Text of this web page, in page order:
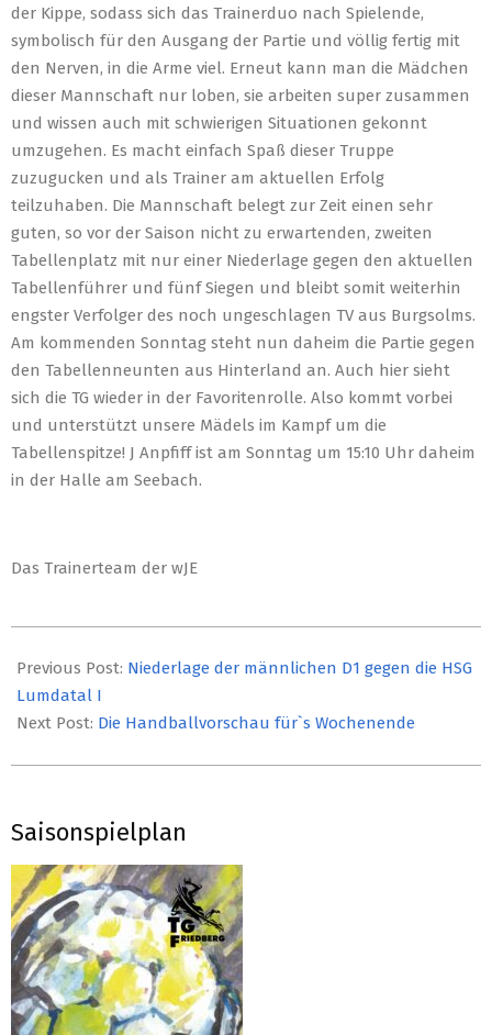
der Kippe, sodass sich das Trainerduo nach Spielende,
symbolisch für den Ausgang der Partie und völlig fertig mit
den Nerven, in die Arme viel. Erneut kann man die Mädchen
dieser Mannschaft nur loben, sie arbeiten super zusammen
und wissen auch mit schwierigen Situationen gekonnt
umzugehen. Es macht einfach Spaß dieser Truppe
zuzugucken und als Trainer am aktuellen Erfolg
teilzuhaben. Die Mannschaft belegt zur Zeit einen sehr
guten, so vor der Saison nicht zu erwartenden, zweiten
Tabellenplatz mit nur einer Niederlage gegen den aktuellen
Tabellenführer und fünf Siegen und bleibt somit weiterhin
engster Verfolger des noch ungeschlagen TV aus Burgsolms.
Am kommenden Sonntag steht nun daheim die Partie gegen
den Tabellenneunten aus Hinterland an. Auch hier sieht
sich die TG wieder in der Favoritenrolle. Also kommt vorbei
und unterstützt unsere Mädels im Kampf um die
Tabellenspitze! J Anpfiff ist am Sonntag um 15:10 Uhr daheim
in der Halle am Seebach.
Das Trainerteam der wJE
11-
14
Previous Post: Niederlage der männlichen D1 gegen die HSG
Lumdatal I
Next Post: Die Handballvorschau für`s Wochenende
Saisonspielplan